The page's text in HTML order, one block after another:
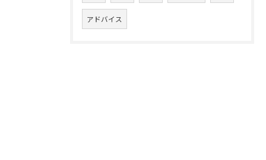
アドバイス